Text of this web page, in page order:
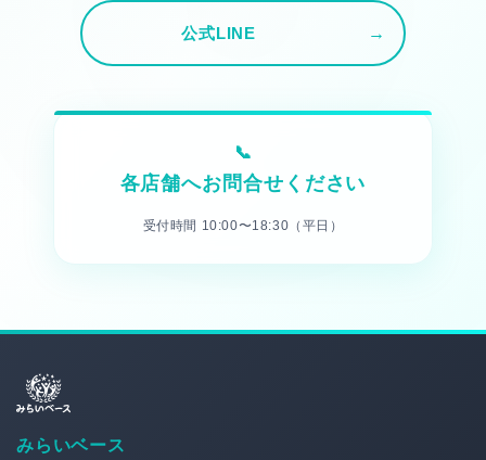
公式LINE
各店舗へお問合せください
受付時間 10:00〜18:30（平日）
みらいベース